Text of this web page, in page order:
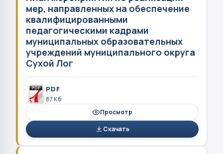
мер, направленных на обеспечение
квалифицированными
педагогическими кадрами
муниципальных образовательных
учреждений муниципального округа
Сухой Лог
PDF
87 Кб
Просмотр
Скачать